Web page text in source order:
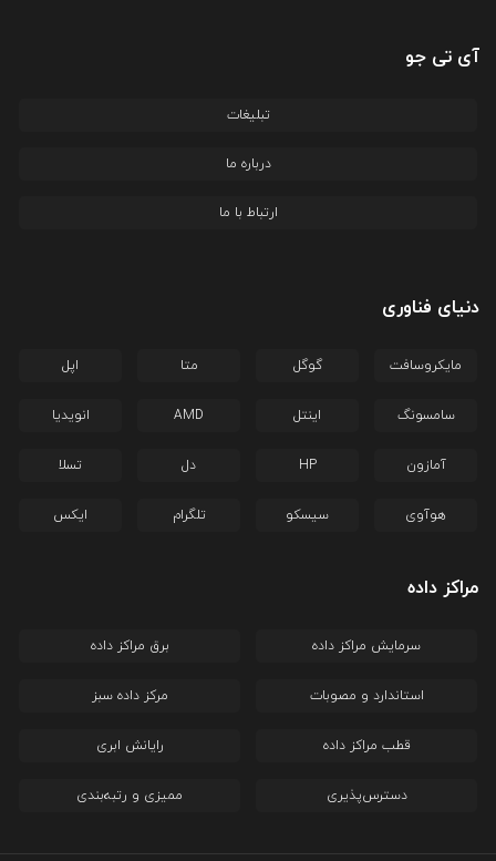
آی تی جو
تبلیغات
درباره ما
ارتباط با ما
دنیای فناوری
مایکروسافت گوگل متا اپل
سامسونگ اینتل AMD انویدیا
آمازون HP دل تسلا
هوآوی سیسکو تلگرام ایکس
مراکز داده
سرمایش مراکز داده برق مراکز داده
استاندارد و مصوبات مرکز داده سبز
قطب مراکز داده رایانش ابری
دسترس‌پذیری ممیزی و رتبه‌بندی